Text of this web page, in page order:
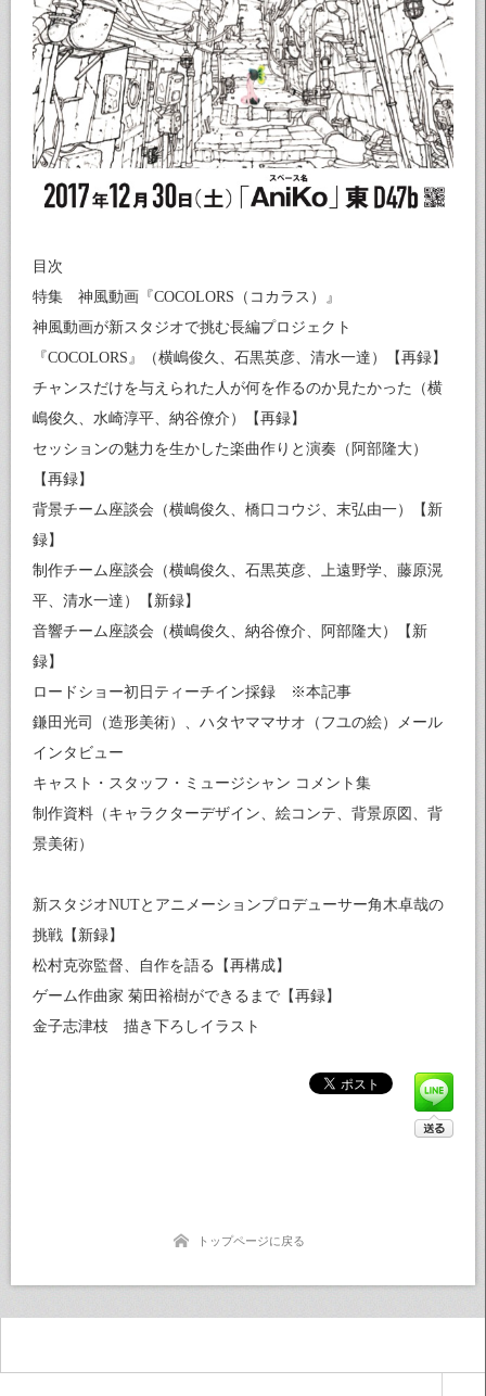
目次
特集 神風動画『COCOLORS（コカラス）』
神風動画が新スタジオで挑む長編プロジェクト
『COCOLORS』（横嶋俊久、石黒英彦、清水一達）【再録】
チャンスだけを与えられた人が何を作るのか見たかった（横
嶋俊久、水崎淳平、納谷僚介）【再録】
セッションの魅力を生かした楽曲作りと演奏（阿部隆大）
【再録】
背景チーム座談会（横嶋俊久、橋口コウジ、末弘由一）【新
録】
制作チーム座談会（横嶋俊久、石黒英彦、上遠野学、藤原滉
平、清水一達）【新録】
音響チーム座談会（横嶋俊久、納谷僚介、阿部隆大）【新
録】
ロードショー初日ティーチイン採録 ※本記事
鎌田光司（造形美術）、ハタヤママサオ（フユの絵）メール
インタビュー
キャスト・スタッフ・ミュージシャン コメント集
制作資料（キャラクターデザイン、絵コンテ、背景原図、背
景美術）
新スタジオNUTとアニメーションプロデューサー角木卓哉の
挑戦【新録】
松村克弥監督、自作を語る【再構成】
ゲーム作曲家 菊田裕樹ができるまで【再録】
金子志津枝 描き下ろしイラスト
トップページに戻る